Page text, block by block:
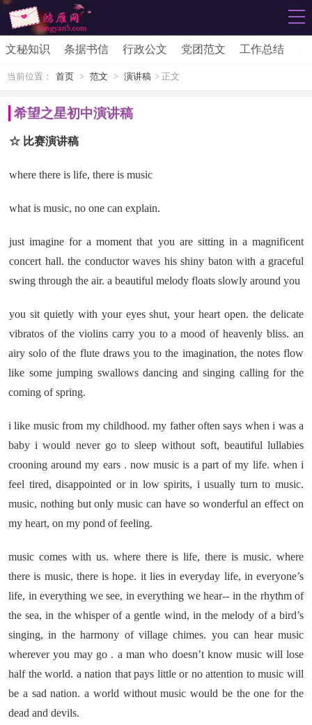
文秘知识 条据书信 行政公文 党团范文 工作总结
当前位置： 首页 > 范文 > 演讲稿 > 正文
希望之星初中演讲稿
☆ 比赛演讲稿
where there is life, there is music
what is music, no one can explain.
just imagine for a moment that you are sitting in a magnificent
concert hall. the conductor waves his shiny baton with a graceful
swing through the air. a beautiful melody floats slowly around you
you sit quietly with your eyes shut, your heart open. the delicate
vibratos of the violins carry you to a mood of heavenly bliss. an
airy solo of the flute draws you to the imagination, the notes flow
like some jumping swallows dancing and singing calling for the
coming of spring.
i like music from my childhood. my father often says when i was a
baby i would never go to sleep without soft, beautiful lullabies
crooning around my ears . now music is a part of my life. when i
feel tired, disappointed or in low spirits, i usually turn to music.
music, nothing but only music can have so wonderful an effect on
my heart, on my pond of feeling.
music comes with us. where there is life, there is music. where
there is music, there is hope. it lies in everyday life, in everyone’s
life, in everything we see, in everything we hear-- in the rhythm of
the sea, in the whisper of a gentle wind, in the melody of a bird’s
singing, in the harmony of village chimes. you can hear music
wherever you may go . a man who doesn’t know music will lose
half the world. a nation that pays little or no attention to music will
be a sad nation. a world without music would be the one for the
dead and devils.